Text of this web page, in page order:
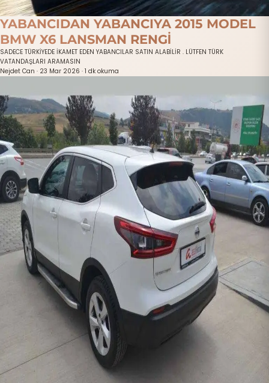
YABANCIDAN YABANCIYA 2015 MODEL
BMW X6 LANSMAN RENGİ
SADECE TÜRKİYEDE İKAMET EDEN YABANCILAR SATIN ALABİLİR . LÜTFEN TÜRK
VATANDAŞLARI ARAMASIN
Nejdet Can · 23 Mar 2026 · 1 dk okuma